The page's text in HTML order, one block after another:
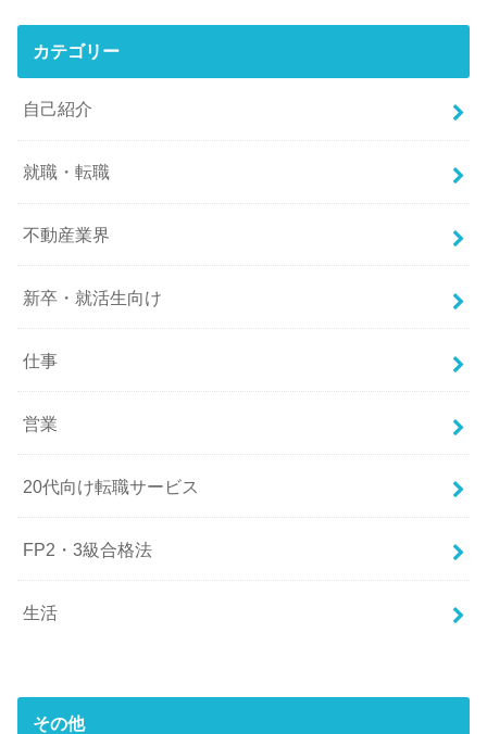
カテゴリー
自己紹介
就職・転職
不動産業界
新卒・就活生向け
仕事
営業
20代向け転職サービス
FP2・3級合格法
生活
その他